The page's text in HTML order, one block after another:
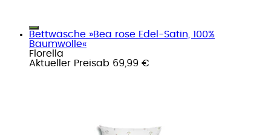
Bettwäsche »Bea rose Edel-Satin, 100%
Baumwolle«
Florella
Aktueller Preisab 69,99 €